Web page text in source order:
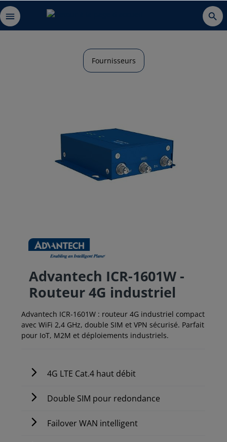
Fournisseurs
Advantech ICR-1601W -
Routeur 4G industriel
Advantech ICR-1601W : routeur 4G industriel compact
avec WiFi 2,4 GHz, double SIM et VPN sécurisé. Parfait
pour IoT, M2M et déploiements industriels.
4G LTE Cat.4 haut débit
Double SIM pour redondance
Failover WAN intelligent